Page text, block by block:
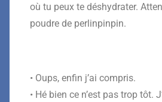
où tu peux te déshydrater.
poudre de perlinpinpin.
• Oups, enfin j’ai compris.
• Hé bien ce n’est pas trop tôt.